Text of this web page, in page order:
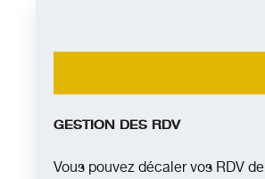
GESTION DES RDV
Vous pouvez décaler vos RDV de